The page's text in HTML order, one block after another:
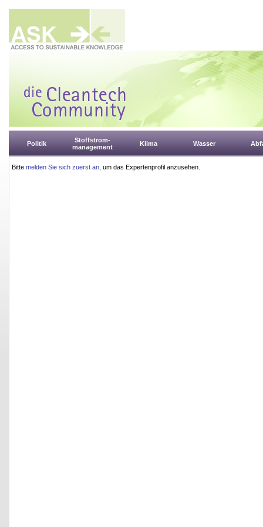
Politik
Stoffstrom-
management
Klima Wasser
Bitte melden Sie sich zuerst an , um das Expertenprofil anzusehen.